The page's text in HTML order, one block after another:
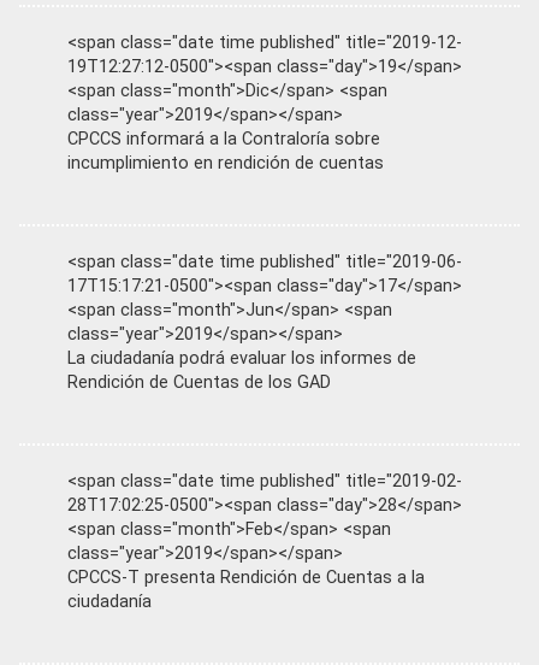
<span class="date time published" title="2019-12-
19T12:27:12-0500"><span class="day">19</span>
<span class="month">Dic</span> <span
class="year">2019</span></span>
CPCCS informará a la Contraloría sobre
incumplimiento en rendición de cuentas
<span class="date time published" title="2019-06-
17T15:17:21-0500"><span class="day">17</span>
<span class="month">Jun</span> <span
class="year">2019</span></span>
La ciudadanía podrá evaluar los informes de
Rendición de Cuentas de los GAD
<span class="date time published" title="2019-02-
28T17:02:25-0500"><span class="day">28</span>
<span class="month">Feb</span> <span
class="year">2019</span></span>
CPCCS-T presenta Rendición de Cuentas a la
ciudadanía